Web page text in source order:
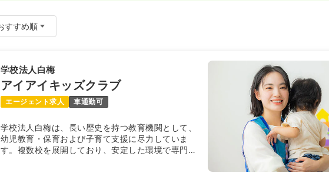
学校法人白梅
アイアイキッズクラブ
エージェント求人 車通勤可
学校法人白梅は、長い歴史を持つ教育機関として、
幼児教育・保育および子育て支援に尽力していま
す。複数校を展開しており、安定した環境で専門性